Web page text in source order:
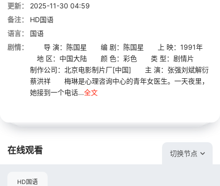
更新：
2025-11-30 04:59
备注：
HD国语
语言：
国语
剧情：
导 演：陈国星 编 剧：陈国星 上 映：1991年
地 区：中国大陆 颜 色：彩色 类 型：剧情片
制作公司：北京电影制片厂[中国] 主 演：张强刘斌解衍
蔡洪祥 梅琳是心理咨询中心的青年女医生。一天夜里，
她接到一个电话...全文
在线观看 切换节点
HD国语